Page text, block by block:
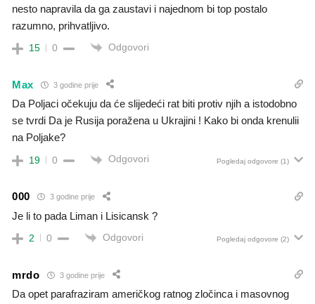
nesto napravila da ga zaustavi i najednom bi top postalo
razumno, prihvatljivo.
15 0 Odgovori
Max 3 godine prije
Da Poljaci očekuju da će slijedeći rat biti protiv njih a istodobno
se tvrdi Da je Rusija poražena u Ukrajini ! Kako bi onda krenulii
na Poljake?
19 0 Odgovori Pogledaj odgovore (1)
000 3 godine prije
Je li to pada Liman i Lisicansk ?
2 0 Odgovori Pogledaj odgovore (2)
mrdo 3 godine prije
Da opet parafraziram američkog ratnog zločinca i masovnog